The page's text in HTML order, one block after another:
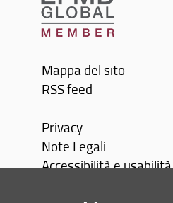
Mappa del sito
RSS feed
Privacy
Note Legali
Accessibilità e usabilità